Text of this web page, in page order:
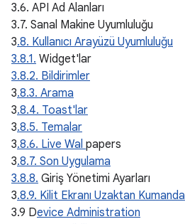
3.6. API Ad Alanları
3.7. Sanal Makine Uyumluluğu
3.8. Kullanıcı Arayüzü Uyumluluğu
3.8.1. Widget'lar
3.8.2. Bildirimler
3.8.3. Arama
3.8.4. Toast'lar
3.8.5. Temalar
3.8.6. Live Wal papers
3.8.7. Son Uygulama
3.8.8. Giriş Yönetimi Ayarları
3.8.9. Kilit Ekranı Uzaktan Kumanda
3.9 Device Administration